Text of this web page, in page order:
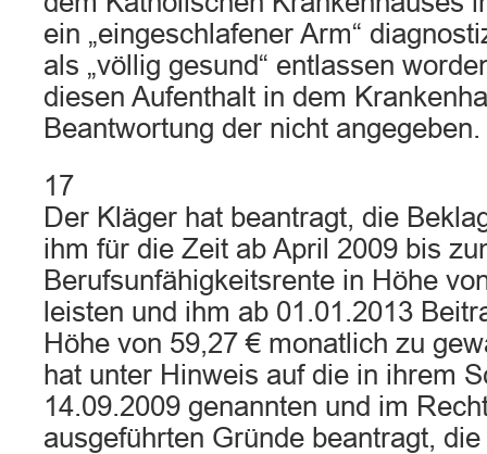
ein „eingeschlafener Arm“
als „völlig gesund“ entlassen
diesen Aufenthalt in dem
Beantwortung der nicht angegeben.
17
Der Kläger hat beantragt, die
ihm für die Zeit ab April 2009 bis
Berufsunfähigkeitsrente in Höhe
leisten und ihm ab 01.01.2013
Höhe von 59,27 € monatlich zu
hat unter Hinweis auf die in ihrem
14.09.2009 genannten und im
ausgeführten Gründe beantragt,